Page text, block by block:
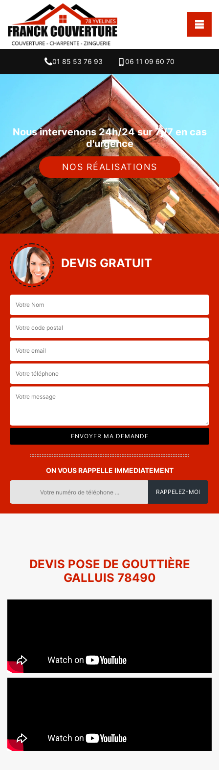
01 85 53 76 93 06 11 09 60 70
Nous intervenons 24h/24 sur 7j/7 en cas
d'urgence
NOS RÉALISATIONS
DEVIS GRATUIT
ON VOUS RAPPELLE IMMEDIATEMENT
DEVIS POSE DE GOUTTIÈRE
GALLUIS 78490